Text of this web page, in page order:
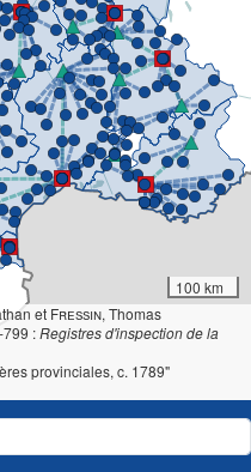
100 km
et Fressin, Thomas
799 :Registres d'inspection de la
provinciales, c. 1789"